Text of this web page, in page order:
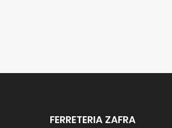
FERRETERIA ZAFRA